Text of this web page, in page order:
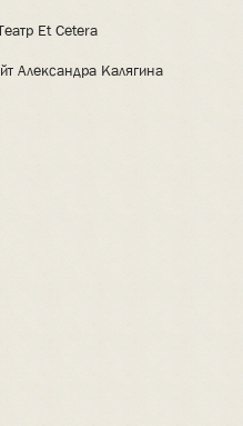
Et Cetera
Александра Калягина